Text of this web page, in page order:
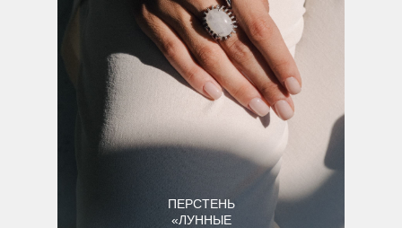
ПЕРСТЕНЬ
«ЛУННЫЕ